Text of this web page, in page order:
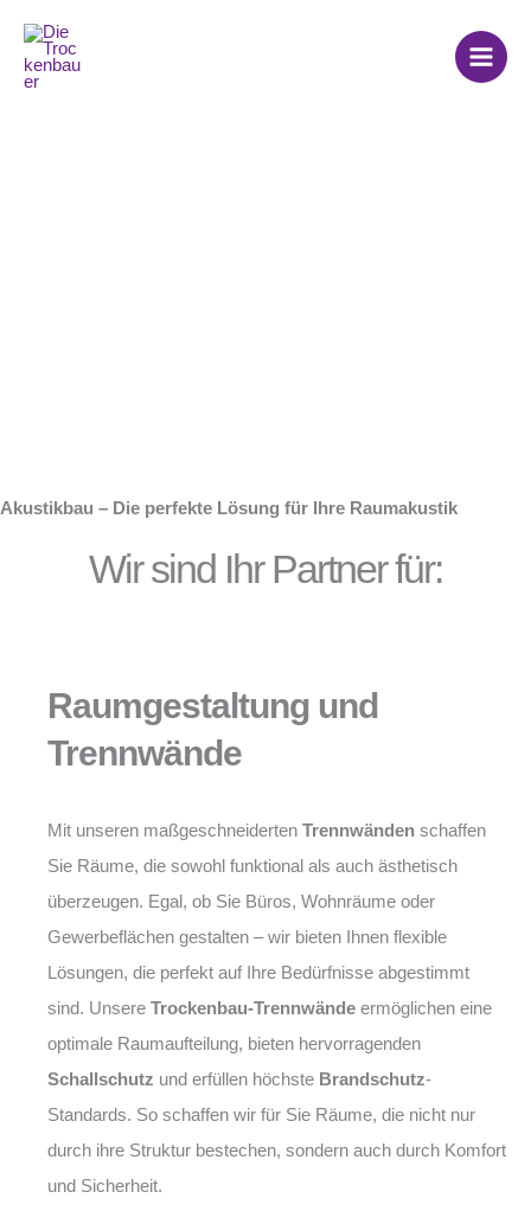
Inhalt
springen
Akustikbau – Die perfekte Lösung für Ihre Raumakustik
Wir sind Ihr Partner für:
Raumgestaltung und
Trennwände
Mit unseren maßgeschneiderten Trennwänden schaffen
Sie Räume, die sowohl funktional als auch ästhetisch
überzeugen. Egal, ob Sie Büros, Wohnräume oder
Gewerbeflächen gestalten – wir bieten Ihnen flexible
Lösungen, die perfekt auf Ihre Bedürfnisse abgestimmt
sind. Unsere Trockenbau-Trennwände ermöglichen eine
optimale Raumaufteilung, bieten hervorragenden
Schallschutz und erfüllen höchste Brandschutz-
Standards. So schaffen wir für Sie Räume, die nicht nur
durch ihre Struktur bestechen, sondern auch durch Komfort
und Sicherheit.